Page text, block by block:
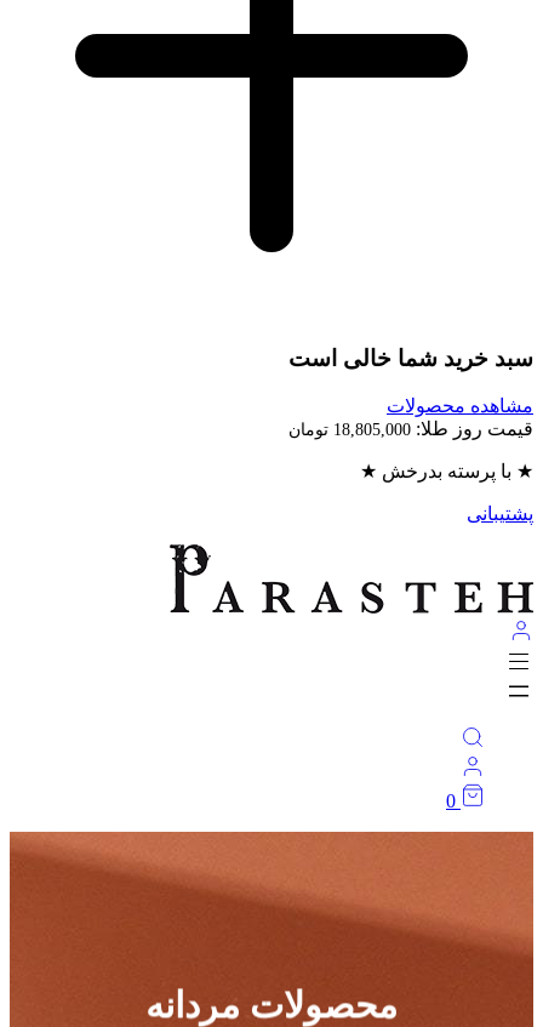
سبد خرید شما خالی است
مشاهده محصولات
قیمت روز طلا: 18,805,000 تومان
★ با پرسته بدرخش ★
پشتیبانی
0
محصولات مردانه